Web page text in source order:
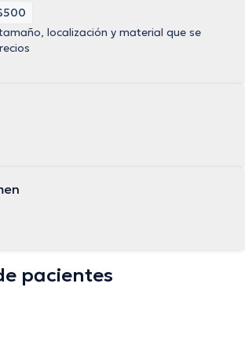
localización y material que se
pacientes